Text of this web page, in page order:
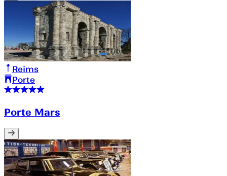
Reims
Porte
Porte Mars